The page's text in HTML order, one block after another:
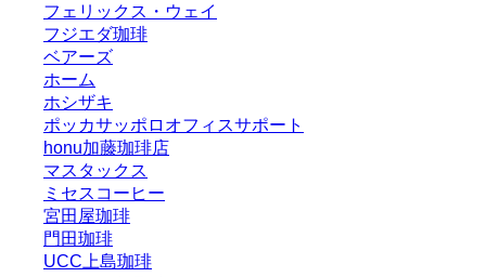
フェリックス・ウェイ
フジエダ珈琲
ベアーズ
ホーム
ホシザキ
ポッカサッポロオフィスサポート
honu加藤珈琲店
マスタックス
ミセスコーヒー
宮田屋珈琲
門田珈琲
UCC上島珈琲